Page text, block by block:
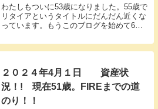
わたしもついに53歳になりました。55歳で
リタイアというタイトルにだんだん近くな
っています。もうこのブログを始めて6年
況です。1億1763万6672円（先月より
7.0％↑ 765万4485円の↑）今月の...
２０２４年4月１日 資産状
況！! 現在51歳。FIREまでの道
のり！！